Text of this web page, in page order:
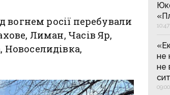
вогнем росії перебували
Лиман, Часів Яр,
Новоселидівка,
10:47
не
не
09:00